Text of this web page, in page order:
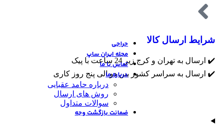
حراجی
مجله ایران ساپ
تماس با ما
درباره ما
درباره حامد عقبایی
روش های ارسال
سوالات متداول
ضمانت بازگشت وجه
شرایط ارسال کالا
✔️ ارسال به تهران و کرج زیر 24 ساعت با پیک
✔️ ارسال به سراسر کشور بین دو الی پنج روز کاری